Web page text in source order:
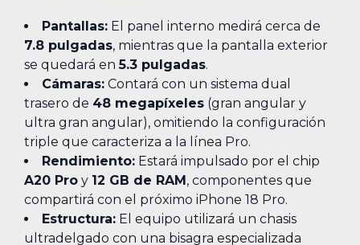
Pantallas: El panel interno medirá cerca de
7.8 pulgadas, mientras que la pantalla exterior
se quedará en5.3 pulgadas.
Cámaras: Contará con un sistema dual
trasero de 48 megapíxeles (gran angular y
ultra gran angular), omitiendo la configuración
triple que caracteriza a la línea Pro.
Rendimiento: Estará impulsado por el chip
A20 Pro y 12 GB de RAM, componentes que
compartirá con el próximo iPhone 18 Pro.
Estructura: El equipo utilizará un chasis
ultradelgado con una bisagra especializada